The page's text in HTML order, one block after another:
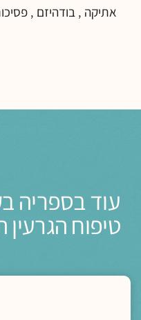
אתיקה , בודהיזם ,
עוד בספריה
טיפוח הגרעין